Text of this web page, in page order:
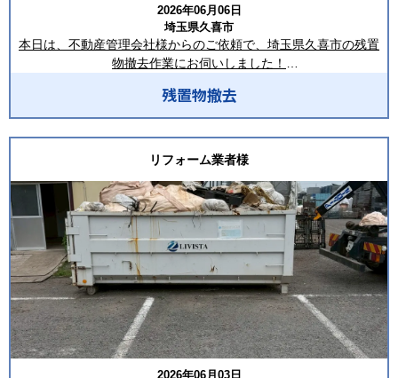
合同会社LIVISTAでは、新築工事・リフォーム工事・解体工事な
ど、さまざまな現場で発生する産業廃棄物の回収を承っておりま
す。
現場の状況や廃棄物の種類・排出量に応じて最適な回収方法をご
提案し、迅速かつ丁寧な対応を心掛けています。
「回収頻度を相談したい」「現場に合った回収方法を提案してほ
しい」といったご相談もお気軽にお問い合わせください。
ーーーーーーーーーーーーーーーーー
合同会社LIVISTA（リビスタ）
埼玉県深谷市本住町1-1 1階F号室
TEL：048-514-0621
FAX：048-611-7814
MAIL：info@livista.biz
HP：https://livista.biz/
ーーーーーーーーーーーーーーーーー
2026年06月06日
埼玉県久喜市
本日は、不動産管理会社様からのご依頼で、埼玉県久喜市の残置
物撤去作業にお伺いしました！
回収した品目は、家具・生活用品・家電類・可燃ごみ・不燃ご
み・衣類・紙類・プラスチック類など、室内に残されたさまざま
な残置物です。
ごとに仕分けしながら効率よく搬出作業を進めました。建物を傷
つけることがないよう細心の注意を払いながら、一点ずつ丁寧に
搬出を行いました。
搬出した残置物は、トラック上でも適切に積み分けを行い、法令
に基づいた適正処理ができるよう積載しております。作業前は多
くの残置物で埋まっていた室内も、撤去完了後にはすっきりとし
た空間となり、次のリフォーム工事や原状回復工事へスムーズに
移行できる状態となりました。
残置物撤去
リフォーム業者様
2026年06月03日